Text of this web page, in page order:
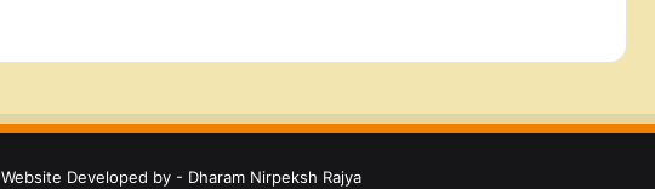
Website Developed by - Dharam Nirpeksh Rajya